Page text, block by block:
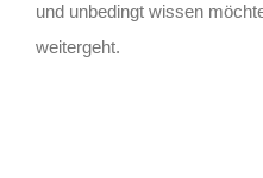
und unbedingt wissen
weitergeht.